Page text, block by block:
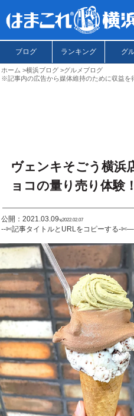
ブログ ランキング グ
ホーム 横浜ブログ
グルメブログ
※記事内の広告から媒体維持のために収益を
ヴェンキそごう横浜
ョコの量り売り体験
公開：2021.03.09ಇ2022.02.07
--✄記事タイトルとURLをコピーする-✄—